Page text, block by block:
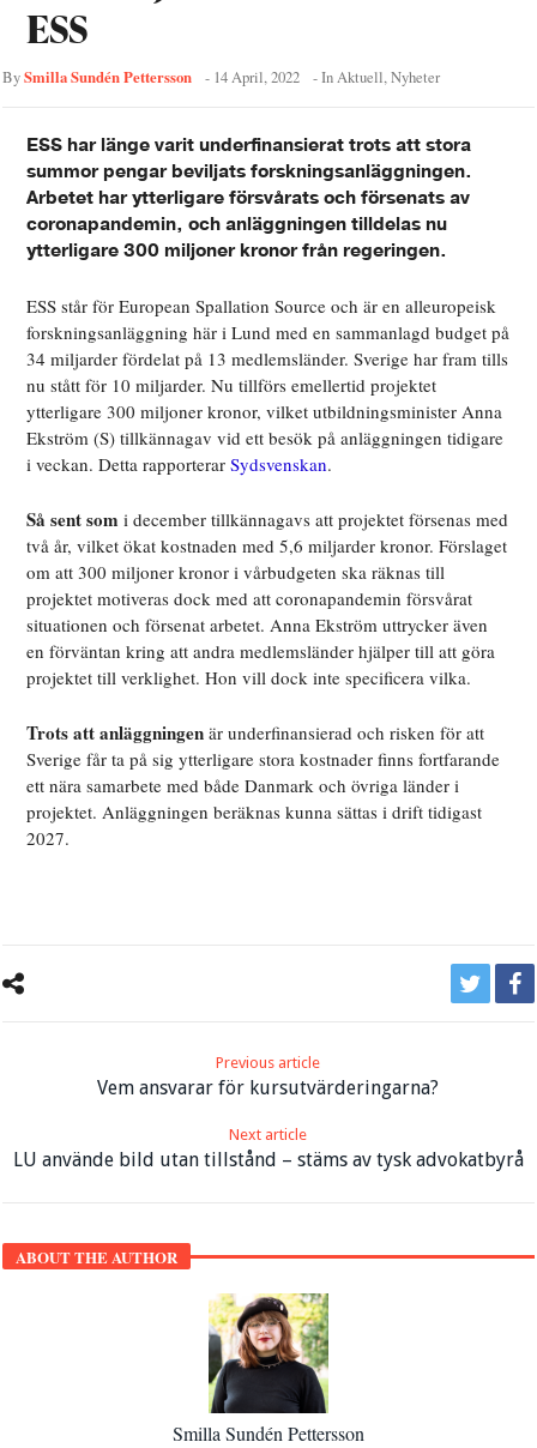
ESS
BySmilla Sundén Pettersson - 14 April, 2022 - InAktuell,Nyheter
ESS har länge varit underfinansierat trots att stora
summor pengar beviljats forskningsanläggningen.
Arbetet har ytterligare försvårats och försenats av
coronapandemin, och anläggningen tilldelas nu
ytterligare 300 miljoner kronor från regeringen.
ESS står för European Spallation Source och är en alleuropeisk
forskningsanläggning här i Lund med en sammanlagd budget på
34 miljarder fördelat på 13 medlemsländer. Sverige har fram tills
nu stått för 10 miljarder. Nu tillförs emellertid projektet
ytterligare 300 miljoner kronor, vilket utbildningsminister Anna
Ekström (S) tillkännagav vid ett besök på anläggningen tidigare
i veckan. Detta rapporterarSydsvenskan.
Så sent som i december tillkännagavs att projektet försenas med
två år, vilket ökat kostnaden med 5,6 miljarder kronor. Förslaget
om att 300 miljoner kronor i vårbudgeten ska räknas till
projektet motiveras dock med att coronapandemin försvårat
situationen och försenat arbetet. Anna Ekström uttrycker även
en förväntan kring att andra medlemsländer hjälper till att göra
projektet till verklighet. Hon vill dock inte specificera vilka.
Trots att anläggningen är underfinansierad och risken för att
Sverige får ta på sig ytterligare stora kostnader finns fortfarande
ett nära samarbete med både Danmark och övriga länder i
projektet. Anläggningen beräknas kunna sättas i drift tidigast
2027.
Previous article
Vem ansvarar för kursutvärderingarna?
Next article
LU använde bild utan tillstånd – stäms av tysk advokatbyrå
ABOUT THE AUTHOR
Smilla Sundén Pettersson